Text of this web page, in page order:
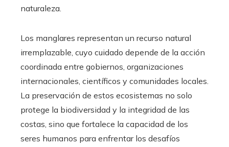
naturaleza.
Los manglares representan un recurso natural
irremplazable, cuyo cuidado depende de la acción
coordinada entre gobiernos, organizaciones
internacionales, científicos y comunidades locales.
La preservación de estos ecosistemas no solo
protege la biodiversidad y la integridad de las
costas, sino que fortalece la capacidad de los
seres humanos para enfrentar los desafíos